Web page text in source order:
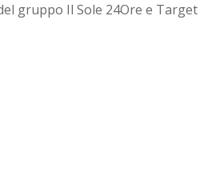
gruppo Il Sole 24Ore e Target